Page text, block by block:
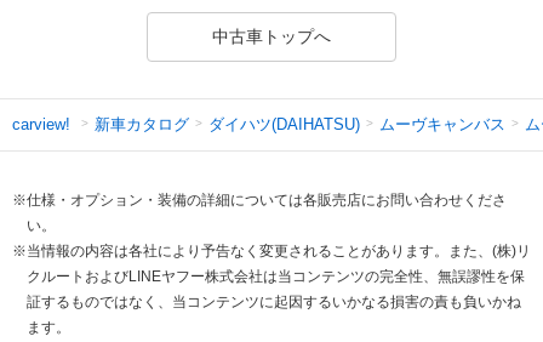
中古車トップへ
carview! 新車カタログ ダイハツ(DAIHATSU) ムーヴキャンバス
※仕様・オプション・装備の詳細については各販売店にお問い合わせくださ
い。
※当情報の内容は各社により予告なく変更されることがあります。また、(株)リ
クルートおよびLINEヤフー株式会社は当コンテンツの完全性、無誤謬性を保
証するものではなく、当コンテンツに起因するいかなる損害の責も負いかね
ます。